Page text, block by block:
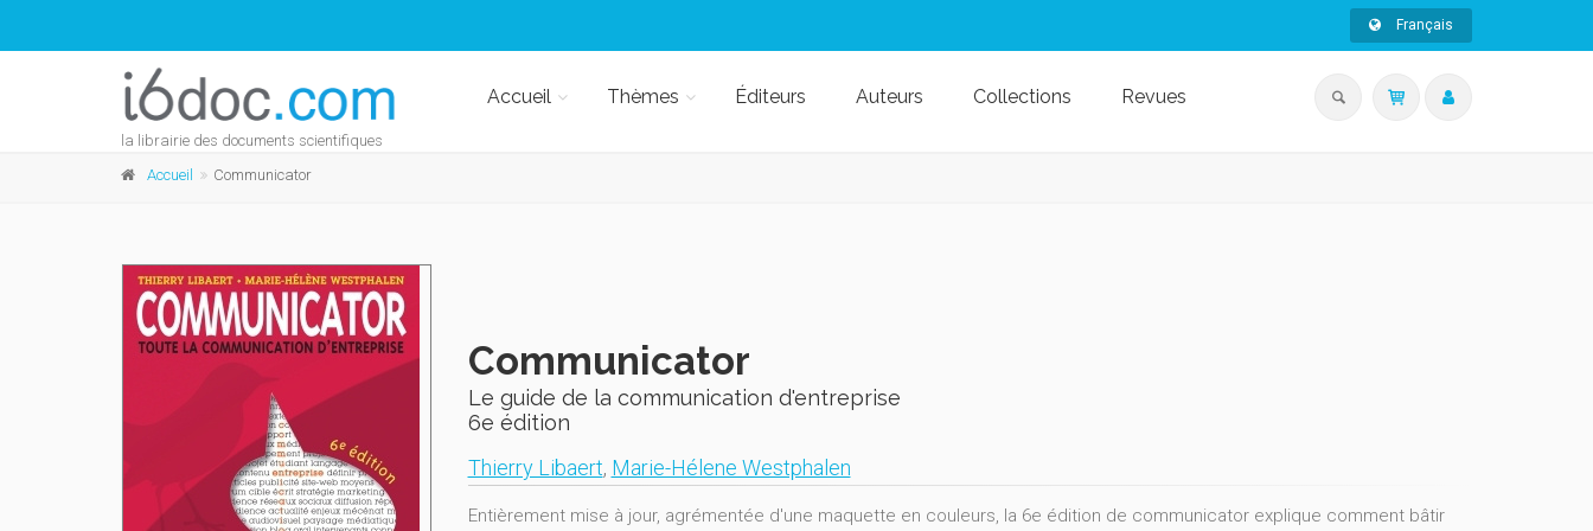
Français
la librairie des documents scientifiques
Accueil Thèmes Éditeurs Auteurs Collections Revues
Accueil Communicator
Communicator
Le guide de la communication d'entreprise
6e édition
Thierry Libaert, Marie-Hélene Westphalen
Entièrement mise à jour, agrémentée d'une maquette en couleurs, la 6e édition de communicator explique comment bâtir